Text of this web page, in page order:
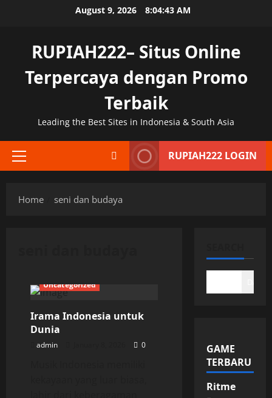
August 9, 2026 8:04:43 AM
RUPIAH222– Situs Online
Terpercaya dengan Promo
Terbaik
Leading the Best Sites in Indonesia & South Asia
Primary
RUPIAH222 LOGIN
Home seni dan budaya
Uncategorized
Irama Indonesia untuk
Dunia
admin 0
GAME
TERBARU
Ritme